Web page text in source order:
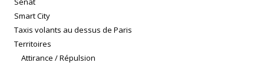
Smart City
Taxis volants au dessus de Paris
Territoires
Attirance / Répulsion